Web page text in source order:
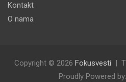
Kontakt
O nama
Copyright © 2026 Fokusvesti
Proudly Powered by: